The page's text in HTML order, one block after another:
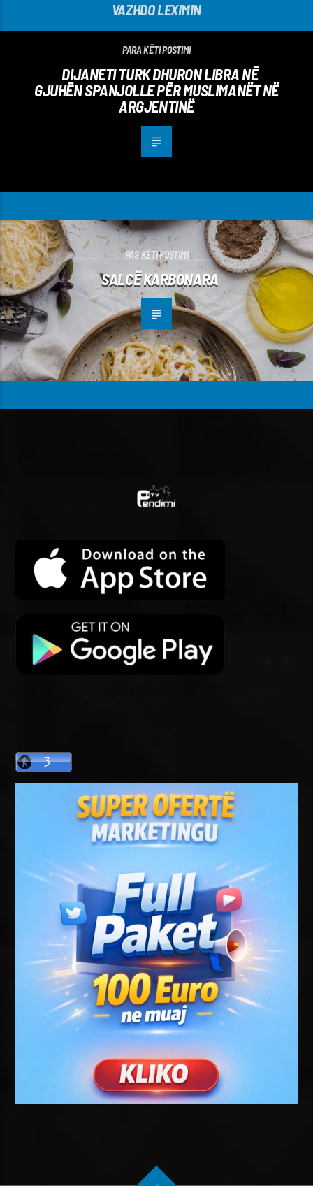
VAZHDO LEXIMIN
PARA KËTI POSTIMI
DIJANETI TURK DHURON LIBRA NË
GJUHËN SPANJOLLE PËR MUSLIMANËT NË
ARGJENTINË
PAS KËTI POSTIMI
SALCË KARBONARA